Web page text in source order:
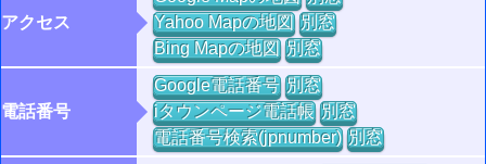
アクセス
Yahoo Mapの地図 別窓
Bing Mapの地図 別窓
電話番号
Google電話番号 別窓
iタウンページ電話帳 別窓
電話番号検索(jpnumber) 別窓